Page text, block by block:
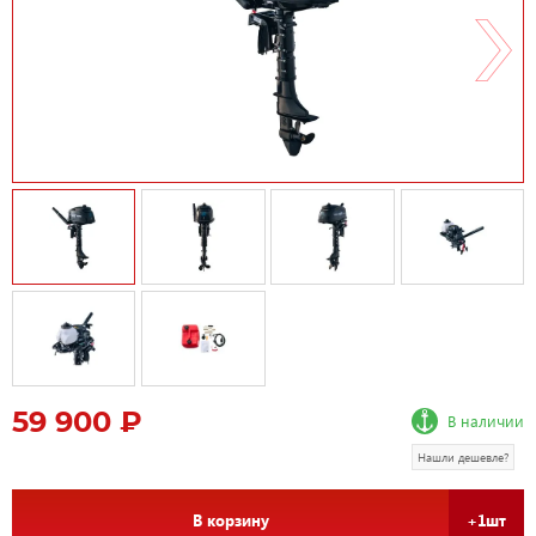
59 900 ₽ В наличии
Нашли дешевле?
В корзину +1шт